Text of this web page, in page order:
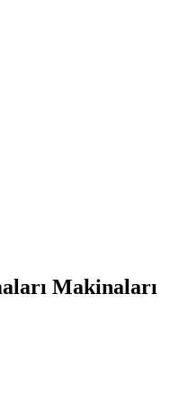
Makinaları